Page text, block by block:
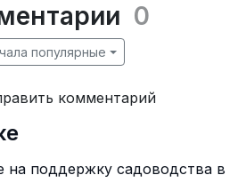
0
популярные
комментарий
на поддержку садоводства в